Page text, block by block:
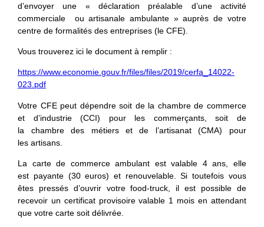
d’envoyer une « déclaration préalable d’une activité
commerciale ou artisanale ambulante » auprès de votre
centre de formalités des entreprises (le CFE).
Vous trouverez ici le document à remplir :
https://www.economie.gouv.fr/files/files/2019/cerfa_14022-
023.pdf
Votre CFE peut dépendre soit de la chambre de commerce
et d’industrie (CCI) pour les commerçants, soit de
la chambre des métiers et de l’artisanat (CMA) pour
les artisans.
La carte de commerce ambulant est valable 4 ans, elle
est payante (30 euros) et renouvelable. Si toutefois vous
êtes pressés d’ouvrir votre food-truck, il est possible de
recevoir un certificat provisoire valable 1 mois en attendant
que votre carte soit délivrée.